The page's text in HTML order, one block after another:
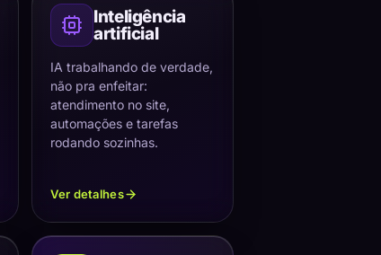
Inteligência
artificial
IA trabalhando de verdade,
não pra enfeitar:
atendimento no site,
automações e tarefas
rodando sozinhas.
Ver detalhes